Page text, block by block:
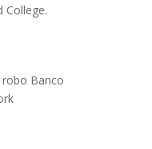
College.
Banco